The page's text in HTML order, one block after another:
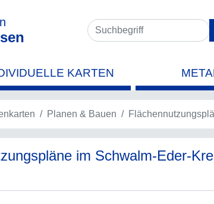
KARTEN
Planen & Bauen
im Schwalm-Eder-